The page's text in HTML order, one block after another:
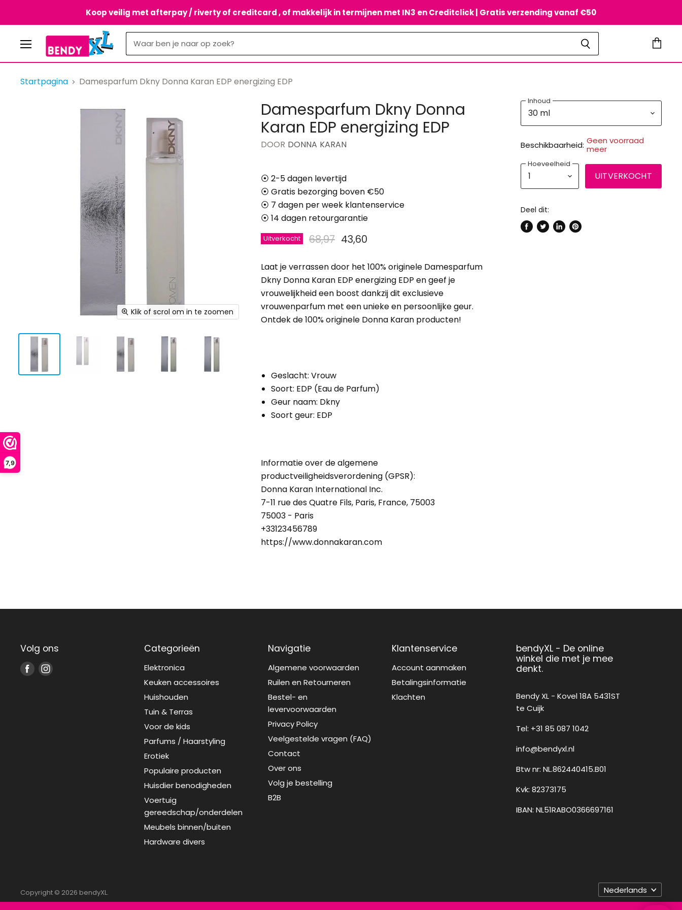
7,9
Koop veilig met afterpay / riverty of creditcard , of makkelijk in termijnen met IN3 en Creditclick | Gratis verzending vanaf €50
Menu
Startpagina
Damesparfum Dkny Donna Karan EDP energizing EDP
Klik of scrol om in te zoomen
Damesparfum Dkny Donna
Karan EDP energizing EDP
DOOR DONNA KARAN
⦿ 2-5 dagen levertijd
⦿ Gratis bezorging boven €50
⦿ 7 dagen per week klantenservice
⦿ 14 dagen retourgarantie
Uitverkocht Oorspronkelijke prijs
68,97 Huidige prijs
43,60
Laat je verrassen door het 100% originele Damesparfum
Dkny Donna Karan EDP energizing EDP en geef je
vrouwelijkheid een boost dankzij dit exclusieve
vrouwenparfum met een unieke en persoonlijke geur.
Ontdek de100% originele Donna Karan producten!
Geslacht: Vrouw
Soort: EDP (Eau de Parfum)
Geur naam: Dkny
Soort geur: EDP
Informatie over de algemene
productveiligheidsverordening (GPSR):
Donna Karan International Inc.
7-11 rue des Quatre Fils, Paris, France, 75003
75003 - Paris
+33123456789
https://www.donnakaran.com
Inhoud
Beschikbaarheid: Geen voorraad
meer
Hoeveelheid
UITVERKOCHT
Deel dit:
DelenTweet
Deel Pin
Volg ons
VindVind
Categorieën
Elektronica
Keuken accessoires
Huishouden
Tuin & Terras
Voor de kids
Parfums / Haarstyling
Erotiek
Populaire producten
Huisdier benodigheden
Voertuig
gereedschap/onderdelen
Meubels binnen/buiten
Hardware divers
Navigatie
Algemene voorwaarden
Ruilen en Retourneren
Bestel- en
levervoorwaarden
Privacy Policy
Veelgestelde vragen (FAQ)
Contact
Over ons
Volg je bestelling
B2B
Klantenservice
Account aanmaken
Betalingsinformatie
Klachten
bendyXL - De online
winkel die met je mee
denkt.
Bendy XL - Kovel 18A 5431ST
te Cuijk
Tel: +31 85 087 1042
info@bendyxl.nl
Btw nr: NL.862440415.B01
Kvk: 82373175
IBAN: NL51RABO0366697161
Copyright © 2026 bendyXL. Taal
Nederlands